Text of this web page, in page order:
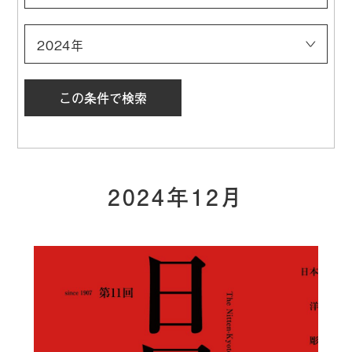
エキシビション・クルーズ
オンライン
ゲスト来館イベント
スタッフ在室イベント
ツアー
トーク
パフォーマンス
ワークショップ
展示
複合イベント
2024年
2026年
2025年
2024年
2023年
2022年
2021年
2020年
2019年
2024年12月